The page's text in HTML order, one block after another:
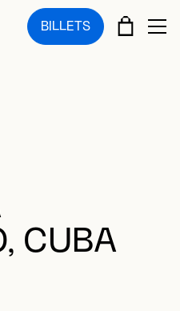
BILLETS PANIER
CUBA